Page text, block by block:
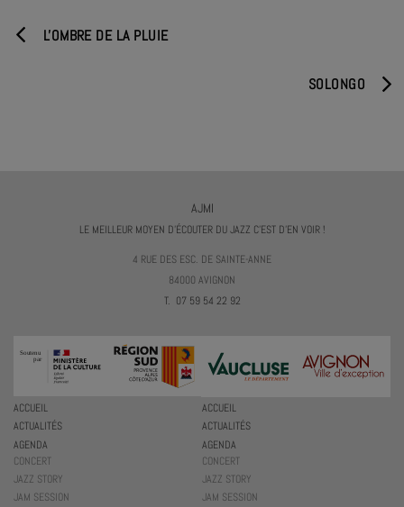
L'OMBRE DE LA PLUIE
SOLONGO
AJMI
LE MEILLEUR MOYEN D'ÉCOUTER DU JAZZ C'EST D'EN VOIR !
4 RUE DES ESC. DE SAINTE-ANNE
84000 AVIGNON
T. 07 59 54 22 92
ACCUEIL
ACTUALITÉS
AGENDA
CONCERT
JAZZ STORY
JAM SESSION
ACCUEIL
ACTUALITÉS
AGENDA
CONCERT
JAZZ STORY
JAM SESSION